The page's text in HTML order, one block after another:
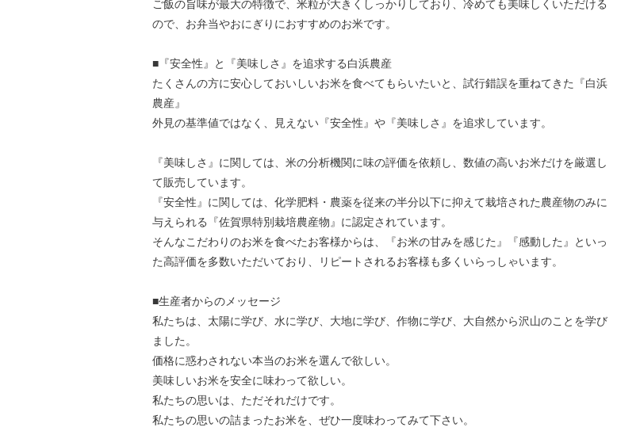
ご飯の旨味が最大の特徴で、米粒が大きくしっかりしており、冷めても美味しくいただける
ので、お弁当やおにぎりにおすすめのお米です。
■『安全性』と『美味しさ』を追求する白浜農産
たくさんの方に安心しておいしいお米を食べてもらいたいと、試行錯誤を重ねてきた『白浜
農産』
外見の基準値ではなく、見えない『安全性』や『美味しさ』を追求しています。
『美味しさ』に関しては、米の分析機関に味の評価を依頼し、数値の高いお米だけを厳選し
て販売しています。
『安全性』に関しては、化学肥料・農薬を従来の半分以下に抑えて栽培された農産物のみに
与えられる『佐賀県特別栽培農産物』に認定されています。
そんなこだわりのお米を食べたお客様からは、『お米の甘みを感じた』『感動した』といっ
た高評価を多数いただいており、リピートされるお客様も多くいらっしゃいます。
■生産者からのメッセージ
私たちは、太陽に学び、水に学び、大地に学び、作物に学び、大自然から沢山のことを学び
ました。
価格に惑わされない本当のお米を選んで欲しい。
美味しいお米を安全に味わって欲しい。
私たちの思いは、ただそれだけです。
私たちの思いの詰まったお米を、ぜひ一度味わってみて下さい。